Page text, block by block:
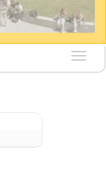
Idioma